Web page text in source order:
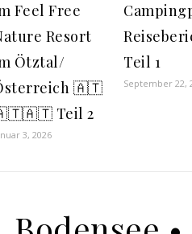
Feel Free
Resort
Ötztal/
🇦🇹
Teil 2
3, 2026
Teil 1
September 22,